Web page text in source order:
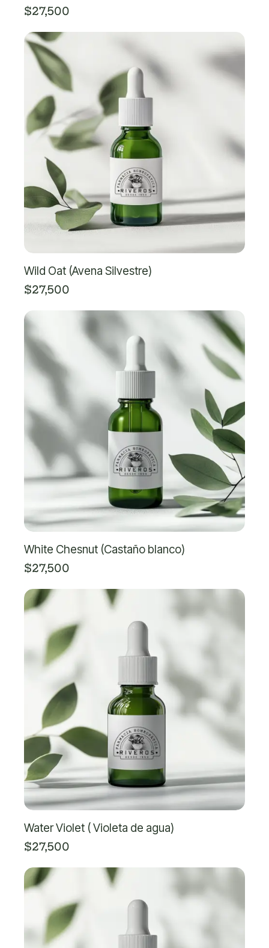
$27,500
Wild Oat (Avena Silvestre)
$27,500
White Chesnut (Castaño blanco)
$27,500
Water Violet ( Violeta de agua)
$27,500